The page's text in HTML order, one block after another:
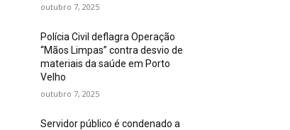
outubro 7, 2025
Polícia Civil deflagra Operação
“Mãos Limpas” contra desvio de
materiais da saúde em Porto
Velho
outubro 7, 2025
Servidor público é condenado a